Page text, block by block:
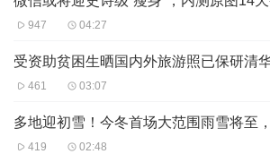
947 04:27
受资助贫困生晒国内外旅游照已保研清
461 03:07
419 02:48